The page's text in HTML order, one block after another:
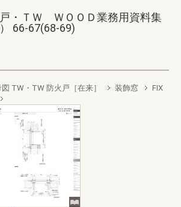
・ＴＷ ＷＯＯＤ業務用資料集
66-67(68-69)
TW・TW 防火戸［在来］ 装飾窓
FIX